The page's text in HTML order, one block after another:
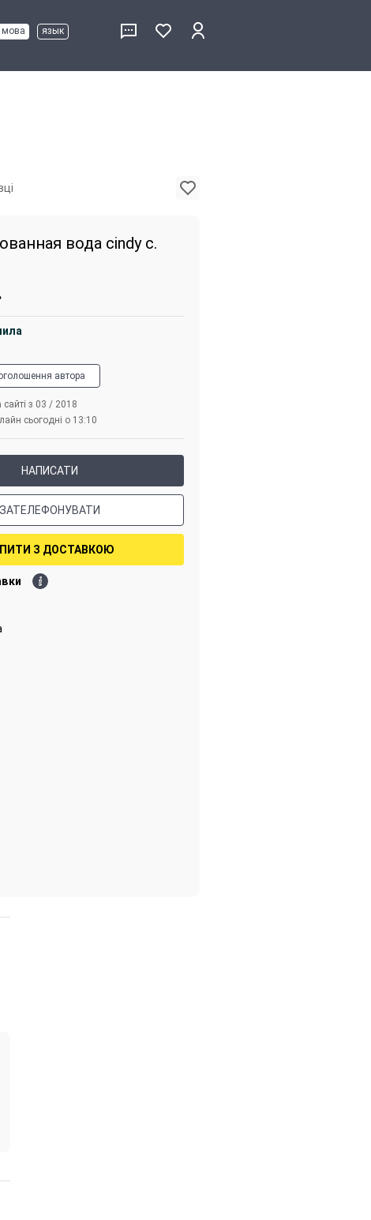
мова язык
вода cindy c.
автора
сайті з 03 / 2018
сьогодні о 13:10
НАПИСАТИ
ЗАТЕЛЕФОНУВАТИ
З ДОСТАВКОЮ